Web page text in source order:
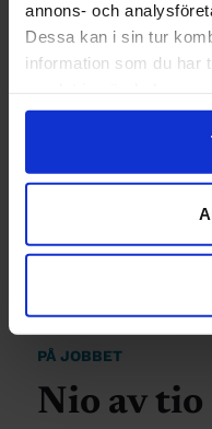
annons- och
Dessa kan i sin tur
information som du har
INGENJÖREN
Få
Publicerad 10 januari
PÅ JOBBET
Nio av tio